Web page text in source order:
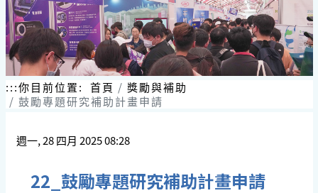
:::你目前位置: 首頁
獎勵與補助
鼓勵專題研究補助計畫申請
週一, 28 四月 2025 08:28
22_鼓勵專題研究補助計畫申請